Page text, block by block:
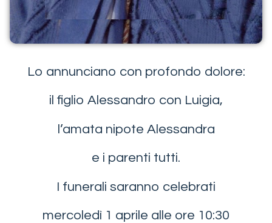
Lo annunciano con profondo dolore:
il figlio Alessandro con Luigia,
l’amata nipote Alessandra
e i parenti tutti.
I funerali saranno celebrati
mercoledì 1 aprile alle ore 10:30